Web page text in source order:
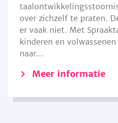
over zichzelf te praten.
er vaak niet. Met
kinderen en
naar...
Meer informatie